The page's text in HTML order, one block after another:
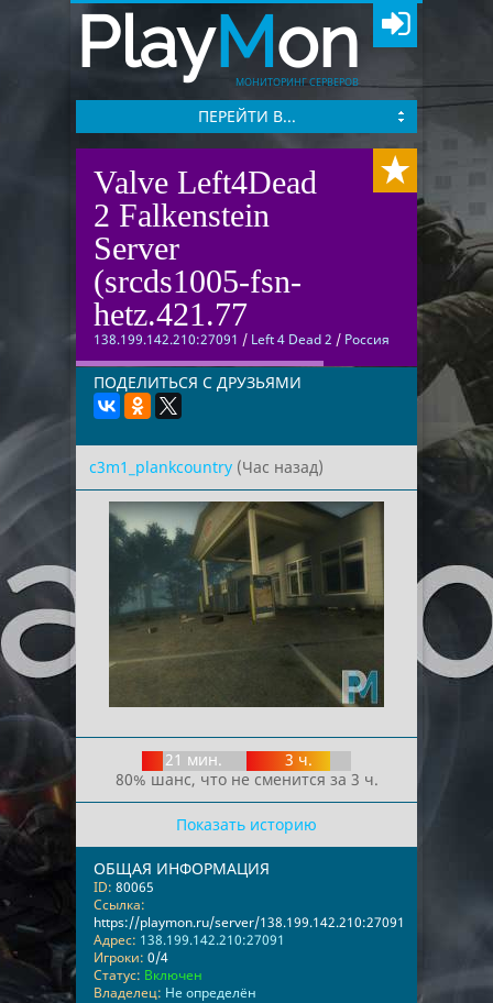
PlayMon
МОНИТОРИНГ СЕРВЕРОВ
ПЕРЕЙТИ В...
Valve Left4Dead
2 Falkenstein
Server
(srcds1005-fsn-
hetz.421.77
138.199.142.210:27091 / Left 4 Dead 2 / Россия
ПОДЕЛИТЬСЯ С ДРУЗЬЯМИ
c3m1_plankcountry (Час назад)
21 мин.
3 ч.
80% шанс, что не сменится за 3 ч.
Показать историю
ОБЩАЯ ИНФОРМАЦИЯ
ID: 80065
Ссылка:
https://playmon.ru/server/138.199.142.210:27091
Адрес: 138.199.142.210:27091
Игроки: 0/4
Статус: Включен
Владелец: Не определён